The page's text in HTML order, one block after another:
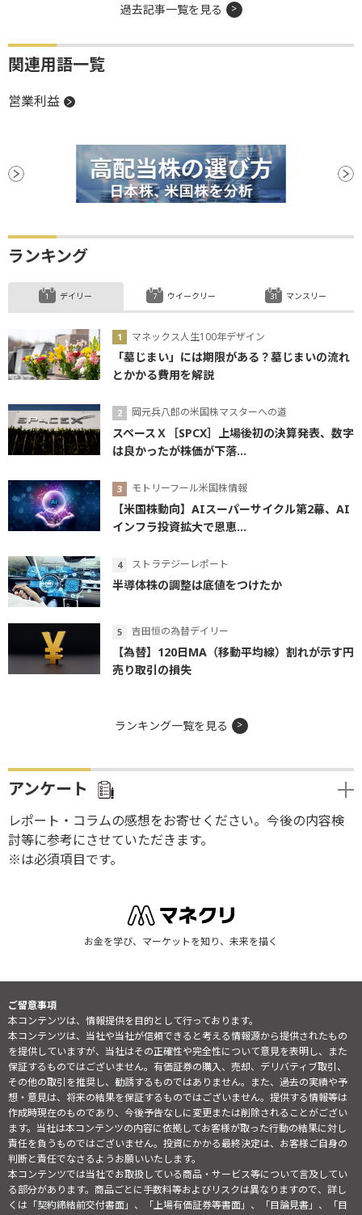
過去記事一覧を見る
関連用語一覧
営業利益
ランキング
デイリー
マネックス人生100年デザイン
「墓じまい」には期限がある？墓じまいの流れ
とかかる費用を解説
岡元兵八郎の米国株マスターへの道
スペースＸ［SPCX］上場後初の決算発表、数字
は良かったが株価が下落...
モトリーフール米国株情報
【米国株動向】AIスーパーサイクル第2幕、AI
インフラ投資拡大で恩恵...
ストラテジーレポート
半導体株の調整は底値をつけたか
吉田恒の為替デイリー
【為替】120日MA（移動平均線）割れが示す円
売り取引の損失
ウイークリー マンスリー
ランキング一覧を見る
アンケート
レポート・コラムの感想をお寄せください。今後の内容検
討等に参考にさせていただきます。
※は必須項目です。
お金を学び、マーケットを知り、未来を描く
ご留意事項
本コンテンツは、情報提供を目的として行っております。
本コンテンツは、当社や当社が信頼できると考える情報源から提供されたもの
を提供していますが、当社はその正確性や完全性について意見を表明し、また
保証するものではございません。有価証券の購入、売却、デリバティブ取引、
その他の取引を推奨し、勧誘するものではありません。また、過去の実績や予
想・意見は、将来の結果を保証するものではございません。提供する情報等は
作成時現在のものであり、今後予告なしに変更または削除されることがござい
ます。当社は本コンテンツの内容に依拠してお客様が取った行動の結果に対し
責任を負うものではございません。投資にかかる最終決定は、お客様ご自身の
判断と責任でなさるようお願いいたします。
本コンテンツでは当社でお取扱している商品・サービス等について言及してい
る部分があります。商品ごとに手数料等およびリスクは異なりますので、詳し
くは「契約締結前交付書面」、「上場有価証券等書面」、「目論見書」、「目